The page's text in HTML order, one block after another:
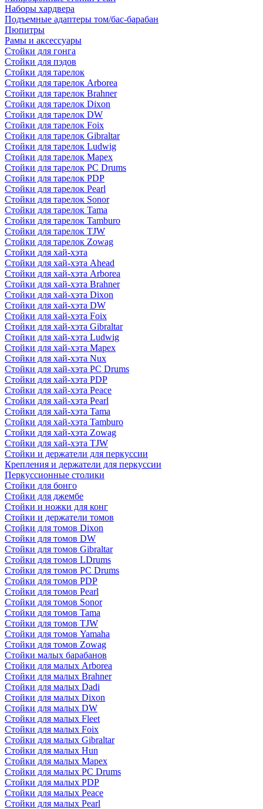
Наборы хардвера
Подъемные адаптеры том/бас-барабан
Пюпитры
Рамы и аксессуары
Стойки для гонга
Стойки для пэдов
Стойки для тарелок
Стойки для тарелок Arborea
Стойки для тарелок Brahner
Стойки для тарелок Dixon
Стойки для тарелок DW
Стойки для тарелок Foix
Стойки для тарелок Gibraltar
Стойки для тарелок Ludwig
Стойки для тарелок Mapex
Стойки для тарелок PC Drums
Стойки для тарелок PDP
Стойки для тарелок Pearl
Стойки для тарелок Sonor
Стойки для тарелок Tama
Стойки для тарелок Tamburo
Стойки для тарелок TJW
Стойки для тарелок Zowag
Стойки для хай-хэта
Стойки для хай-хэта Ahead
Стойки для хай-хэта Arborea
Стойки для хай-хэта Brahner
Стойки для хай-хэта Dixon
Стойки для хай-хэта DW
Стойки для хай-хэта Foix
Стойки для хай-хэта Gibraltar
Стойки для хай-хэта Ludwig
Стойки для хай-хэта Mapex
Стойки для хай-хэта Nux
Стойки для хай-хэта PC Drums
Стойки для хай-хэта PDP
Стойки для хай-хэта Peace
Стойки для хай-хэта Pearl
Стойки для хай-хэта Tama
Стойки для хай-хэта Tamburo
Стойки для хай-хэта Zowag
Стойки для хай-хэта TJW
Стойки и держатели для перкуссии
Крепления и держатели для перкуссии
Перкуссионные столики
Стойки для бонго
Стойки для джембе
Стойки и ножки для конг
Стойки и держатели томов
Стойки для томов Dixon
Стойки для томов DW
Стойки для томов Gibraltar
Стойки для томов LDrums
Стойки для томов PC Drums
Стойки для томов PDP
Стойки для томов Pearl
Стойки для томов Sonor
Стойки для томов Tama
Стойки для томов TJW
Стойки для томов Yamaha
Стойки для томов Zowag
Стойки малых барабанов
Стойки для малых Arborea
Стойки для малых Brahner
Стойки для малых Dadi
Стойки для малых Dixon
Стойки для малых DW
Стойки для малых Fleet
Стойки для малых Foix
Стойки для малых Gibraltar
Стойки для малых Hun
Стойки для малых Mapex
Стойки для малых PC Drums
Стойки для малых PDP
Стойки для малых Peace
Стойки для малых Pearl